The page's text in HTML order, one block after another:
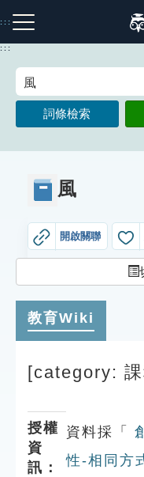
到
主
:::
注音索引圖示 筆
網站導覽
生字詞彙表
成語故事
索引選單
單字索引
生命大百科索引
:::
詞條檢索
風
開啟關聯
教育Wiki
[category:
授權
資
訊：
資料採「
性-相同方